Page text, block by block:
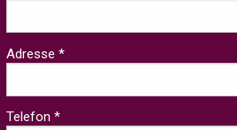
Adresse *
Telefon *